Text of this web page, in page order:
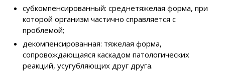
субкомпенсированный: среднетяжелая форма, при
которой организм частично справляется с
проблемой;
декомпенсированная: тяжелая форма,
сопровождающаяся каскадом патологических
реакций, усугубляющих друг друга.